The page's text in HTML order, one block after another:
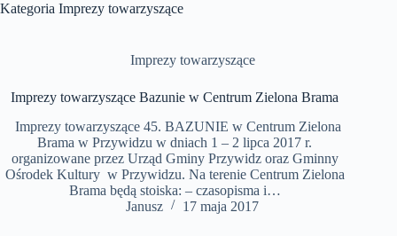
Kategoria Imprezy towarzyszące
Imprezy towarzyszące
Imprezy towarzyszące Bazunie w Centrum Zielona Brama
Imprezy towarzyszące 45. BAZUNIE w Centrum Zielona
Brama w Przywidzu w dniach 1 – 2 lipca 2017 r.
organizowane przez Urząd Gminy Przywidz oraz Gminny
Ośrodek Kultury w Przywidzu. Na terenie Centrum Zielona
Brama będą stoiska: – czasopisma i…
Janusz
17 maja 2017